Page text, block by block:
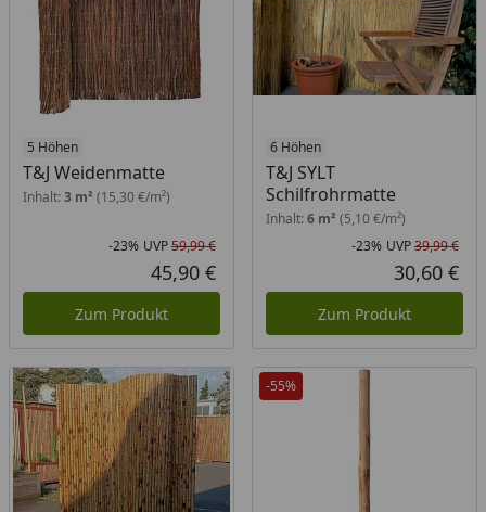
5 Höhen
T&J Weidenmatte
Inhalt: 3 m² (15,30 €/m²)
Rabatt in Prozent
-23%
Ursprünglicher Preis
UVP59,99 €
Aktueller Preis
45,90 €
Zum Produkt
6 Höhen
T&J SYLT
Schilfrohrmatte
Inhalt: 6 m² (5,10 €/m²)
-23% UVP39,99 €
30,60 €
Zum Produkt
-55%